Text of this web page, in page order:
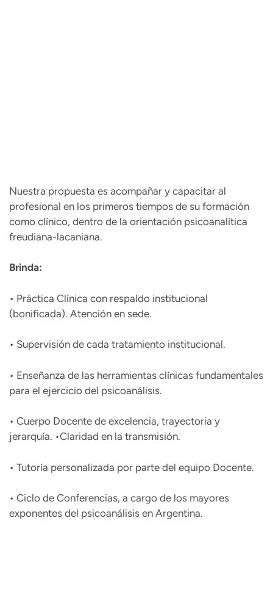
Nuestra propuesta es acompañar y capacitar al
profesional en los primeros tiempos de su formación
como clínico, dentro de la orientación psicoanalítica
freudiana-lacaniana.
Brinda:
• Práctica Clínica con respaldo institucional
(bonificada). Atención en sede.
• Supervisión de cada tratamiento institucional.
• Enseñanza de las herramientas clínicas fundamentales
para el ejercicio del psicoanálisis.
• Cuerpo Docente de excelencia, trayectoria y
jerarquía. •Claridad en la transmisión.
• Tutoría personalizada por parte del equipo Docente.
• Ciclo de Conferencias, a cargo de los mayores
exponentes del psicoanálisis en Argentina.